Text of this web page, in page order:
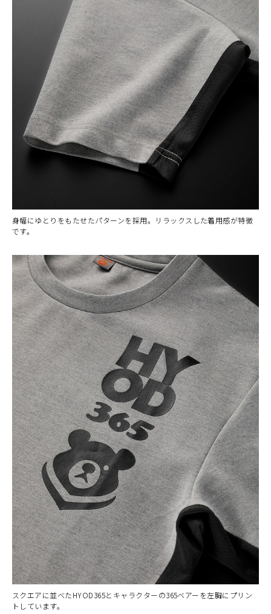
身幅にゆとりをもたせたパターンを採用。リラックスした着用感が特徴
です。
スクエアに並べたHYOD365とキャラクターの365ベアーを左胸にプリン
トしています。